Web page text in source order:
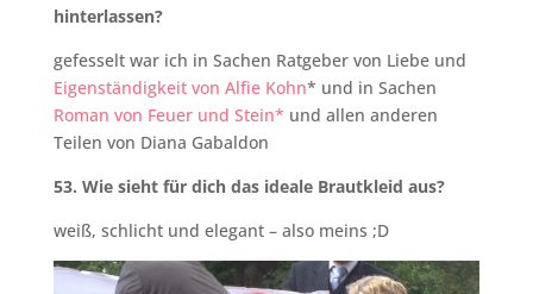
hinterlassen?
gefesselt war ich in Sachen Ratgeber von Liebe und
Eigenständigkeit von Alfie Kohn* und in Sachen
Roman von Feuer und Stein* und allen anderen
Teilen von Diana Gabaldon
53. Wie sieht für dich das ideale Brautkleid aus?
weiß, schlicht und elegant – also meins ;D